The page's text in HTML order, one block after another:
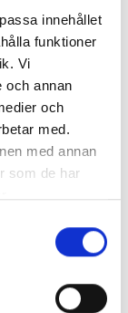
innehållet
funktioner
Vi
och annan
och
med.
med annan
som de har
bussar.
rätt till
(se
oss. När du
om dig själv.
du